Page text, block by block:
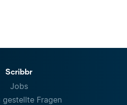
Scribbr
Jobs
gestellte Fragen